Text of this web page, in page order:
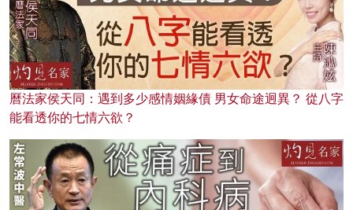
曆法家侯天同：遇到多少感情姻緣債 男女命途迥異？ 從八字
能看透你的七情六欲？